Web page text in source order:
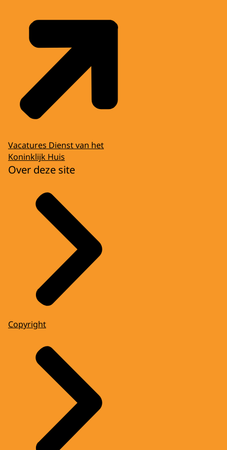
Vacatures Dienst van het
Koninklijk Huis
Over deze site
Copyright